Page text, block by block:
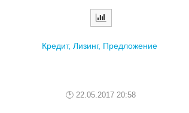
Кредит, Лизинг, Предложение
22.05.2017 20:58